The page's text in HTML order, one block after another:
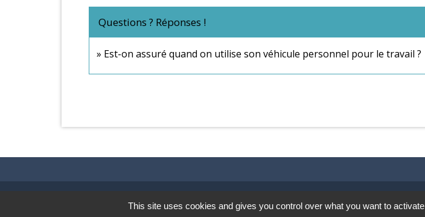
Questions ? Réponses !
Est-on assuré quand on utilise son véhicule personnel pour le travail ?
Contacts & Horaires
This site uses cookies and gives you control over what you want to activate